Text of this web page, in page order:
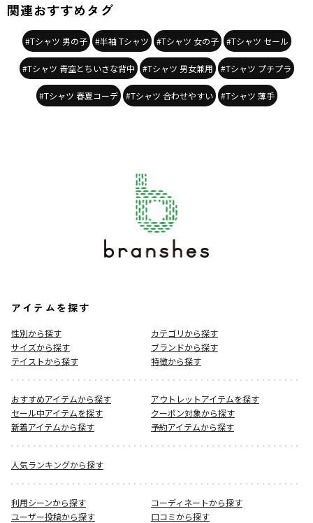
関連おすすめタグ
#Tシャツ 男の子 #半袖 Tシャツ #Tシャツ 女の子 #Tシャツ セール
#Tシャツ 青空とちいさな背中 #Tシャツ 男女兼用 #Tシャツ プチプラ
#Tシャツ 春夏コーデ #Tシャツ 合わせやすい #Tシャツ 薄手
アイテムを探す
性別から探す
カテゴリから探す
サイズから探す
ブランドから探す
テイストから探す
特徴から探す
おすすめアイテムから探す
アウトレットアイテムを探す
セール中アイテムを探す
クーポン対象から探す
新着アイテムから探す
予約アイテムから探す
人気ランキングから探す
利用シーンから探す
コーディネートから探す
ユーザー投稿から探す
口コミから探す